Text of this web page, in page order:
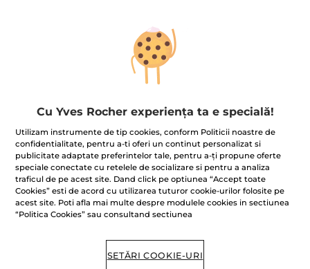
Ups!
Pagina nu poate fi afișată.
Se pare că această paginănu mai existăsau că
linkul este incorect.
Produsele noastre
Cu Yves Rocher experiența ta e specială!
Utilizam instrumente de tip cookies, conform Politicii noastre de
confidentialitate, pentru a-ti oferi un continut personalizat si
publicitate adaptate preferintelor tale, pentru a-ți propune oferte
speciale conectate cu retelele de socializare si pentru a analiza
traficul de pe acest site. Dand click pe optiunea “Accept toate
Cookies” esti de acord cu utilizarea tuturor cookie-urilor folosite pe
acest site. Poti afla mai multe despre modulele cookies in sectiunea
“Politica Cookies” sau consultand sectiunea
SETĂRI COOKIE-URI